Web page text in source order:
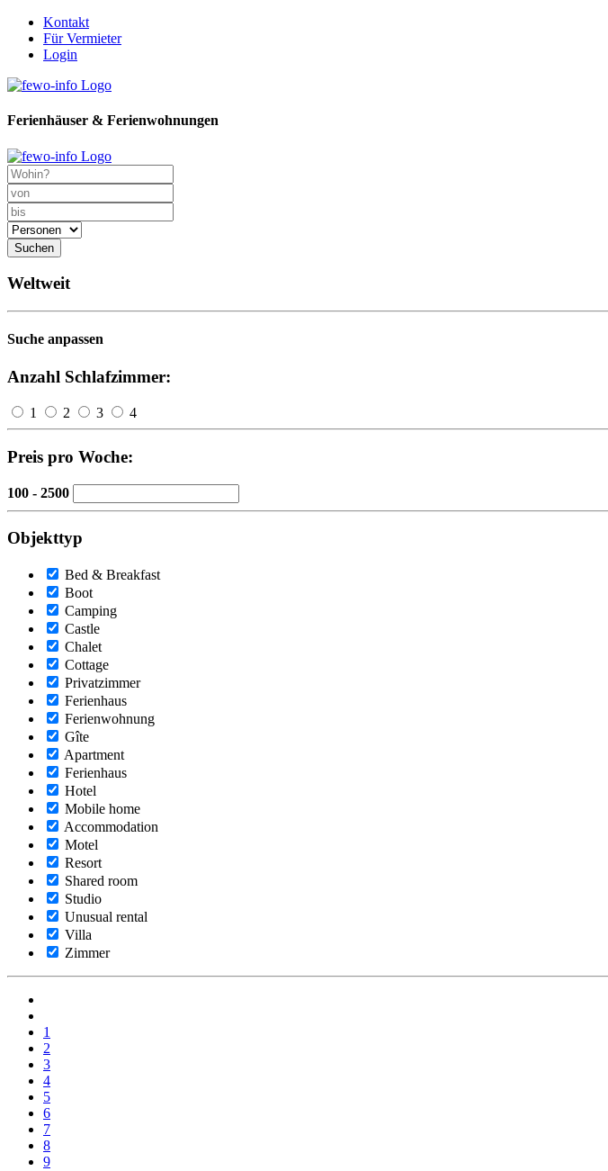
Kontakt
Für Vermieter
Login
Ferienhäuser & Ferienwohnungen
Suchen
Weltweit
Suche anpassen
Anzahl Schlafzimmer:
1 2 3 4
Preis pro Woche:
100 - 2500
Objekttyp
Bed & Breakfast
Boot
Camping
Castle
Chalet
Cottage
Privatzimmer
Ferienhaus
Ferienwohnung
Gîte
Apartment
Ferienhaus
Hotel
Mobile home
Accommodation
Motel
Resort
Shared room
Studio
Unusual rental
Villa
Zimmer
1
2
3
4
5
6
7
8
9